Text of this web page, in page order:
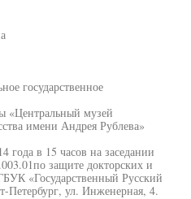
государственное
«Центральный музей
имени Андрея Рублева»
года в 15 часов на заседании
защите докторских и
«Государственный Русский
Петербург, ул. Инженерная, 4.